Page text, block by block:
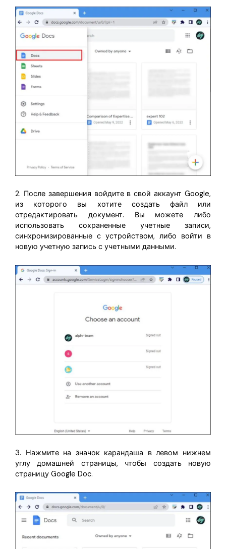
2. После завершения войдите в свой аккаунт Google,
из которого вы хотите создать файл или
отредактировать документ. Вы можете либо
использовать сохраненные учетные записи,
синхронизированные с устройством, либо войти в
новую учетную запись с учетными данными.
3. Нажмите на значок карандаша в левом нижнем
углу домашней страницы, чтобы создать новую
страницу Google Doc.